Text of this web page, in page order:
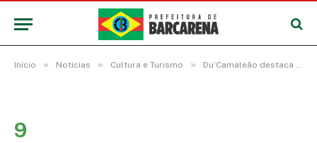
Início » Notícias » Cultura e Turismo » Du’Camaleão destaca a cultura Barcarenense com dois pratos no Concurso Gastronômico do Festival do Abacaxi
9